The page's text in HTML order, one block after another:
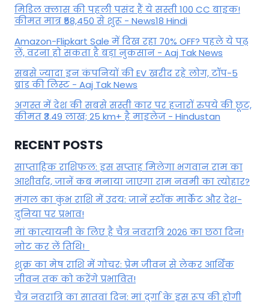
मिडिल क्लास की पहली पसंद हैं ये सस्ती 100 CC बाइक!
कीमत मात्र ₹58,450 से शुरू - News18 Hindi
Amazon-Flipkart Sale में दिख रहा 70% OFF? पहले ये पढ़
लें, वरना हो सकता है बड़ा नुकसान - Aaj Tak News
सबसे ज्यादा इन कंपनियों की EV खरीद रहे लोग, टॉप-5
ब्रांड की लिस्ट - Aaj Tak News
अगस्त में देश की सबसे सस्ती कार पर हजारों रुपये की छूट,
कीमत ₹3.49 लाख; 25 km+ है माइलेज - Hindustan
RECENT POSTS
साप्ताहिक राशिफल: इस सप्ताह मिलेगा भगवान राम का
आशीर्वाद, जानें कब मनाया जाएगा राम नवमी का त्योहार?
मंगल का कुंभ राशि में उदय: जानें स्‍टॉक मार्केट और देश-
दुनिया पर प्रभाव!
मां कात्‍यायनी के लिए है चैत्र नवरात्रि 2026 का छठा दिन!
नोट कर लें तिथि!
शुक्र का मेष राशि में गोचर: प्रेम जीवन से लेकर आर्थिक
जीवन तक को करेंगे प्रभावित!
चैत्र नवरात्रि का सातवां दिन: मां दुर्गा के इस रूप की होगी